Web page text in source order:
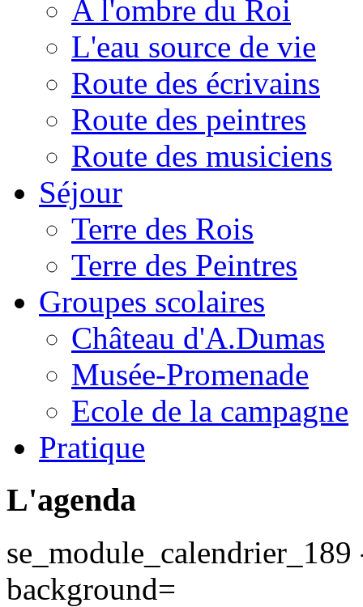
A l'ombre du Roi
L'eau source de vie
Route des écrivains
Route des peintres
Route des musiciens
Séjour
Terre des Rois
Terre des Peintres
Groupes scolaires
Château d'A.Dumas
Musée-Promenade
Ecole de la campagne
Pratique
L'agenda
background=